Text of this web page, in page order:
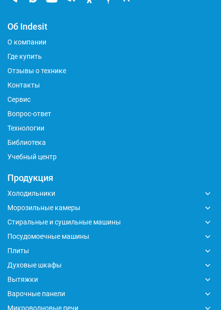
Об Indesit
О компании
Где купить
Отзывы о технике
Контакты
Сервис
Вопрос-ответ
Технологии
Библиотека
Учебный центр
Продукция
Холодильники
Морозильные камеры
Стиральные и сушильные машины
Посудомоечные машины
Плиты
Духовые шкафы
Вытяжки
Варочные панели
Микроволновые печи